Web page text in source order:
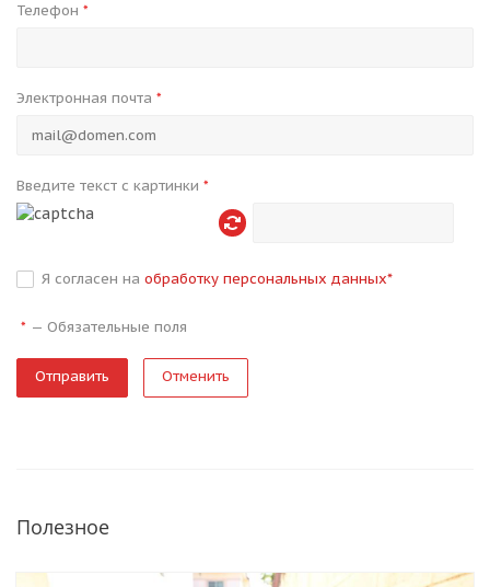
Телефон *
Электронная почта *
Введите текст с картинки *
Я согласен на обработку персональных данных*
* — Обязательные поля
Отменить
Полезное